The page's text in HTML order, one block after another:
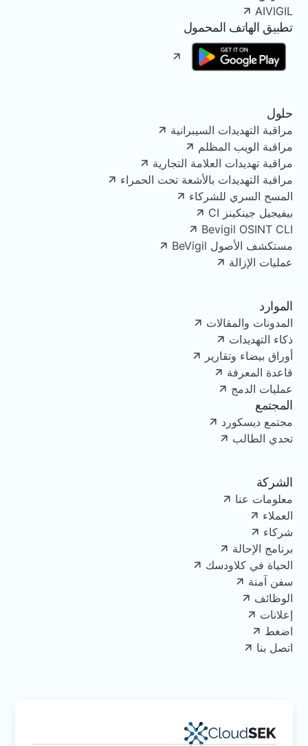
AIVIGIL
تطبيق الهاتف المحمول
حلول
مراقبة التهديدات السيبرانية
مراقبة الويب المظلم
مراقبة تهديدات العلامة التجارية
مراقبة التهديدات بالأشعة تحت الحمراء
المسح السري للشركاء
بيفيجيل جينكينز CI
Bevigil OSINT CLI
مستكشف الأصول BeVigil
عمليات الإزالة
الموارد
المدونات والمقالات
ذكاء التهديدات
أوراق بيضاء وتقارير
قاعدة المعرفة
عمليات الدمج
المجتمع
مجتمع ديسكورد
تحدي الطالب
الشركة
معلومات عنا
العملاء
شركاء
برنامج الإحالة
الحياة في كلاودسك
سفن آمنة
الوظائف
إعلانات
اضغط
اتصل بنا